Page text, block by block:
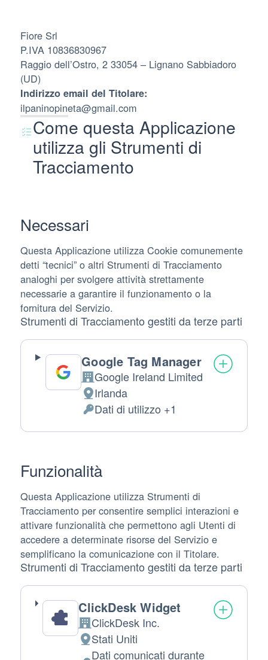
Fiore Srl
P.IVA 10836830967
Raggio dell’Ostro, 2 33054 – Lignano Sabbiadoro
(UD)
Indirizzo email del Titolare:
ilpaninopineta@gmail.com
Come questa Applicazione
utilizza gli Strumenti di
Tracciamento
Necessari
Questa Applicazione utilizza Cookie comunemente
detti “tecnici” o altri Strumenti di Tracciamento
analoghi per svolgere attività strettamente
necessarie a garantire il funzionamento o la
fornitura del Servizio.
Strumenti di Tracciamento gestiti da terze parti
Google Tag Manager
Azienda:
Google Ireland Limited
Luogo
del
trattamento:
Irlanda
Dati
Personali
Dati di utilizzo +1
Funzionalità
Questa Applicazione utilizza Strumenti di
Tracciamento per consentire semplici interazioni e
attivare funzionalità che permettono agli Utenti di
accedere a determinate risorse del Servizio e
semplificano la comunicazione con il Titolare.
Strumenti di Tracciamento gestiti da terze parti
ClickDesk Widget
Azienda:
ClickDesk Inc.
Luogo
Stati Uniti
Dati comunicati durante